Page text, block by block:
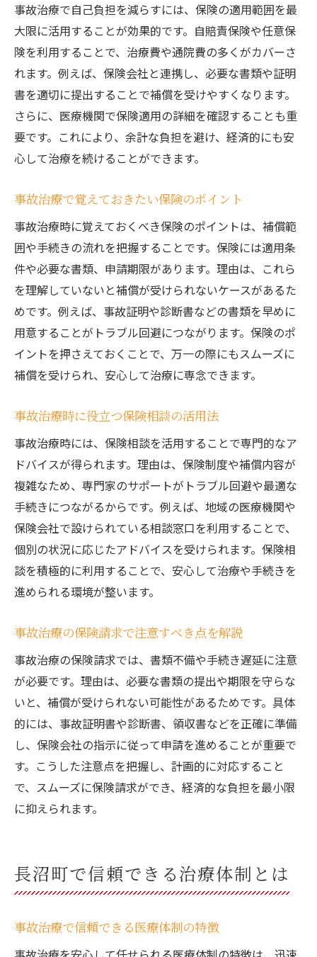
事故治療で自己負担を減らすには、保険の適用範囲を最
大限に活用することが効果的です。自賠責保険や任意保
険を利用することで、治療費や通院費の多くがカバーさ
れます。例えば、保険会社と連携し、必要な書類や証明
書を適切に提出することで補償を受けやすくなります。
さらに、医療機関で保険適用の詳細を確認することも重
要です。これにより、余計な負担を避け、経済的にも安
心して治療を続けることができます。
事故治療で覚えておきたい保険のポイント
事故治療時に覚えておくべき保険のポイントは、補償範
囲や手続きの流れを把握することです。保険には適用条
件や必要な書類、申請期限があります。理由は、これら
を理解していないと補償が受けられないケースがあるた
めです。例えば、事故証明や診断書などの書類を早めに
用意することがトラブル回避につながります。保険のポ
イントを押さえておくことで、万一の際にもスムーズに
補償を受けられ、安心して治療に専念できます。
事故治療時に役立つ保険相談の活用法
事故治療時には、保険相談を活用することで専門的なア
ドバイスが得られます。理由は、保険制度や補償内容が
複雑なため、専門家のサポートがトラブル回避や最適な
手続きにつながるからです。例えば、地域の医療機関や
保険会社で設けられている相談窓口を利用することで、
個別の状況に応じたアドバイスを受けられます。保険相
談を積極的に利用することで、安心して治療や手続きを
進められる環境が整います。
事故治療の保険請求で注意すべき点を解説
事故治療の保険請求では、書類不備や手続き遅延に注意
が必要です。理由は、必要な書類の提出や期限を守らな
いと、補償が受けられない可能性があるためです。具体
的には、事故証明書や診断書、領収書などを正確に準備
し、保険会社の指示に従って申請を進めることが重要で
す。こうした注意点を把握し、計画的に対応すること
で、スムーズに保険請求ができ、経済的な負担を最小限
に抑えられます。
長沼町で信頼できる治療体制とは
事故治療で信頼できる医療体制の特徴